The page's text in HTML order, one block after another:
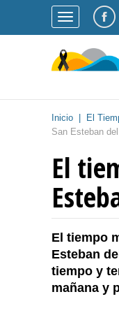
Inicio El
San Esteban
El
El tiempo
Esteban
tiempo y
mañana y